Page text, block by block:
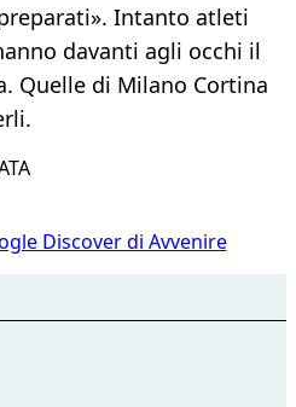
Intanto atleti
davanti agli occhi il
Quelle di Milano Cortina
Discover di Avvenire